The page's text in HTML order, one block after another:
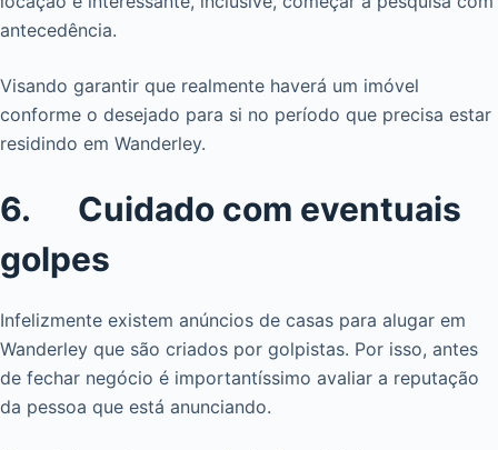
antecedência.
Visando garantir que realmente haverá um imóvel
conforme o desejado para si no período que precisa estar
residindo em Wanderley.
6. Cuidado com eventuais
golpes
Infelizmente existem anúncios de casas para alugar em
Wanderley que são criados por golpistas. Por isso, antes
de fechar negócio é importantíssimo avaliar a reputação
da pessoa que está anunciando.